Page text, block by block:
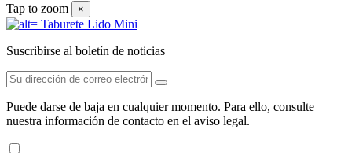
Tap to zoom ×
Suscribirse al boletín de noticias
Puede darse de baja en cualquier momento. Para ello, consulte
nuestra información de contacto en el aviso legal.